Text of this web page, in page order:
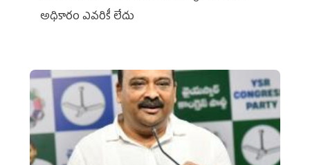
అధికారం ఎవరికీ లేదు